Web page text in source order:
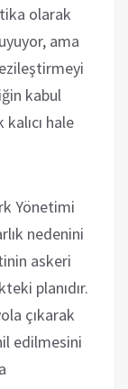
olarak
ama
kabul
hale
Yönetimi
nedenini
askeri
planıdır.
çıkarak
edilmesini